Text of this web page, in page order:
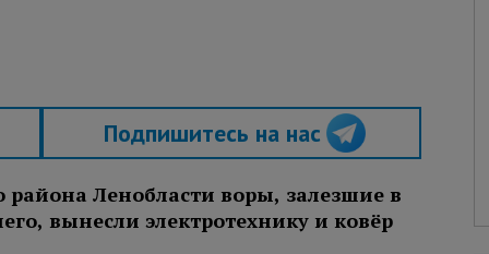
Подпишитесь на нас
района Ленобласти воры, залезшие в
вынесли электротехнику и ковёр